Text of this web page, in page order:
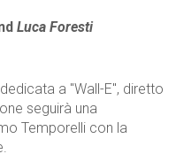
Luca Foresti
a "Wall-E", diretto
seguirà una
Temporelli con la